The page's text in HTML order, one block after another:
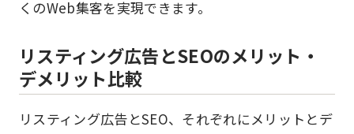
くのWeb集客を実現できます。
リスティング広告とSEOのメリット・
デメリット比較
リスティング広告とSEO、それぞれにメリットとデ